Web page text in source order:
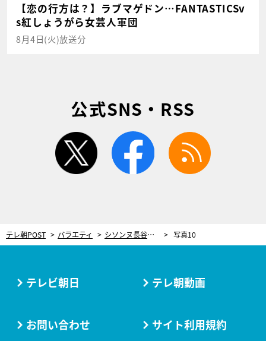
【恋の行方は？】ラブマゲドン…FANTASTICSv
s紅しょうがら女芸人軍団
8月4日(火)放送分
公式SNS・RSS
twitter facebook
テレ朝POST バラエティ シソンヌ長谷川、女性スタッフへの“セクハラ”に大ヒンシュク！「時代に合っていない」と共演者ドン引き 写真10
テレビ朝日 テレ朝動画
お問い合わせ サイト利用規約